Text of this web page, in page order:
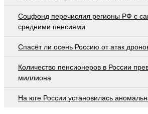
Соцфонд перечислил регионы РФ с
средними пенсиями
Спасёт ли осень Россию от атак
Количество пенсионеров в России
миллиона
На юге России установилась